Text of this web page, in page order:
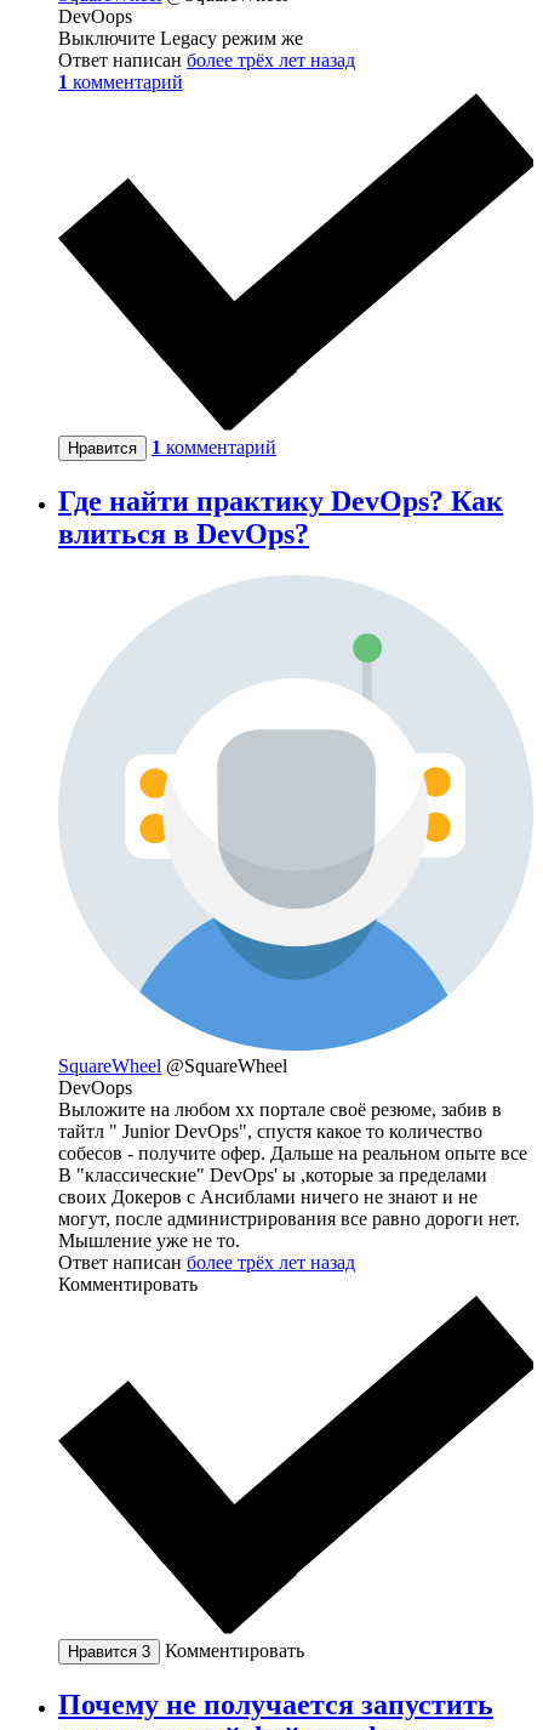
DevOops
Выключите Legacy режим же
Ответ написан более трёх лет назад
1 комментарий
Нравится 1 комментарий
Где найти практику DevOps? Как
влиться в DevOps?
SquareWheel @SquareWheel
DevOops
Выложите на любом хх портале своё резюме, забив в
тайтл " Junior DevOps", спустя какое то количество
собесов - получите офер. Дальше на реальном опыте все
В "классические" DevOps' ы ,которые за пределами
своих Докеров с Ансиблами ничего не знают и не
могут, после администрирования все равно дороги нет.
Мышление уже не то.
Ответ написан более трёх лет назад
Комментировать
Нравится 3 Комментировать
Почему не получается запустить